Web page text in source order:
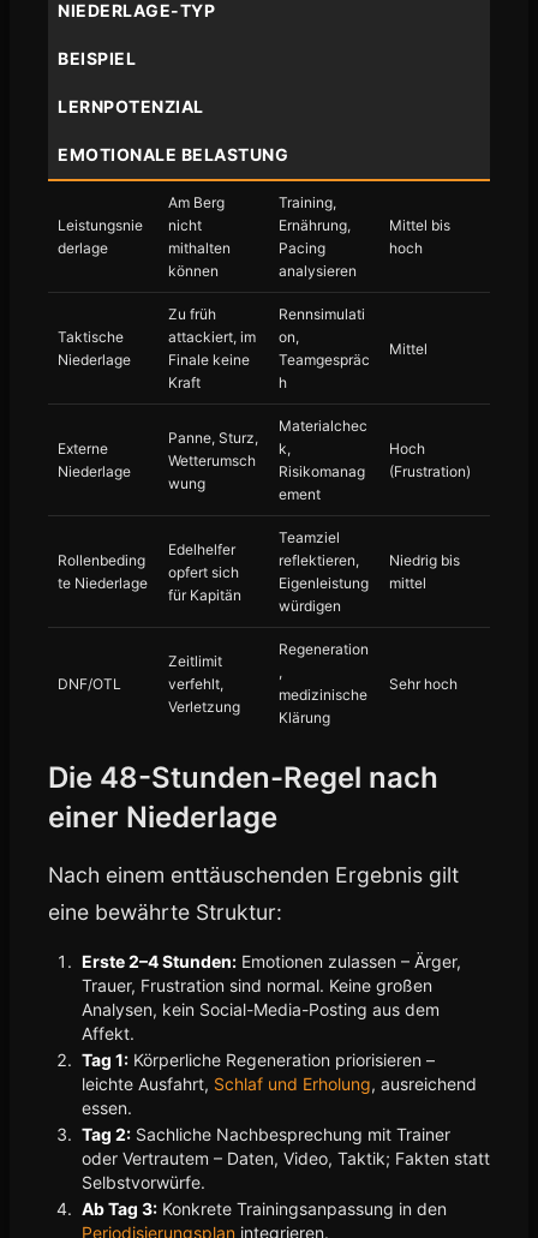
NIEDERLAGE-TYP
BEISPIEL
LERNPOTENZIAL
EMOTIONALE BELASTUNG
Leistungsnie
derlage
Am Berg
nicht
mithalten
können
Training,
Ernährung,
Pacing
analysieren
Mittel bis
hoch
Taktische
Niederlage
Zu früh
attackiert, im
Finale keine
Kraft
Rennsimulati
on,
Teamgespräc
h
Mittel
Externe
Niederlage
Panne, Sturz,
Wetterumsch
wung
Materialchec
k,
Risikomanag
ement
Hoch
(Frustration)
Rollenbeding
te Niederlage
Edelhelfer
opfert sich
für Kapitän
Teamziel
reflektieren,
Eigenleistung
würdigen
Niedrig bis
mittel
DNF/OTL
Zeitlimit
verfehlt,
Verletzung
Regeneration
,
medizinische
Klärung
Sehr hoch
Die 48-Stunden-Regel nach
einer Niederlage
Nach einem enttäuschenden Ergebnis gilt
eine bewährte Struktur:
Erste 2–4 Stunden: Emotionen zulassen – Ärger,
Trauer, Frustration sind normal. Keine großen
Analysen, kein Social-Media-Posting aus dem
Affekt.
Tag 1: Körperliche Regeneration priorisieren –
leichte Ausfahrt, Schlaf und Erholung, ausreichend
essen.
Tag 2: Sachliche Nachbesprechung mit Trainer
oder Vertrautem – Daten, Video, Taktik; Fakten statt
Selbstvorwürfe.
Ab Tag 3: Konkrete Trainingsanpassung in den
Periodisierungsplan integrieren.